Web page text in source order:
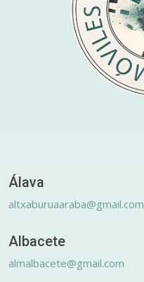
Álava
altxaburuaaraba@gmail.com
Albacete
almalbacete@gmail.com